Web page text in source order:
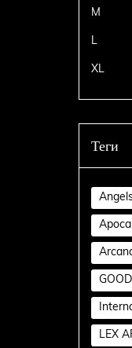
M
L
XL
Теги
LEX